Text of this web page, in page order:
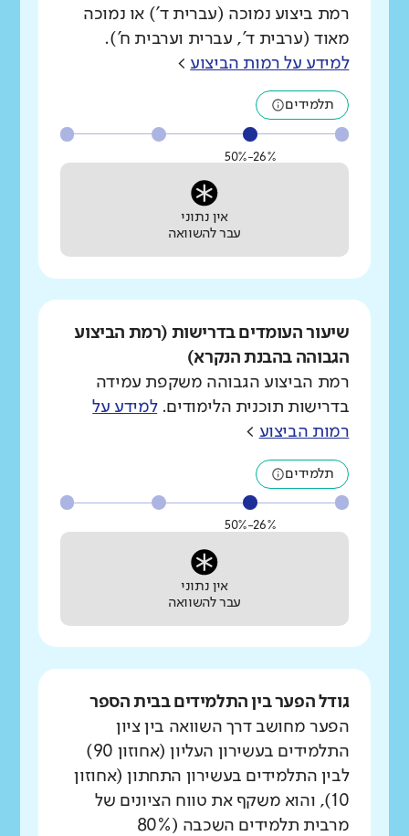
רמת ביצוע נמוכה (עברית ד') או נמוכה
מאוד (ערבית ד', עברית וערבית ח').
למידע על רמות הביצוע >
תלמידים
26%-50%
אין נתוני
עבר להשוואה
שיעור העומדים בדרישות (רמת הביצוע
הגבוהה בהבנת הנקרא)
רמת הביצוע הגבוהה משקפת עמידה
בדרישות תוכנית הלימודים.למידע על
רמות הביצוע >
תלמידים
26%-50%
אין נתוני
עבר להשוואה
גודל הפער בין התלמידים בבית הספר
הפער מחושב דרך השוואה בין ציון
התלמידים בעשירון העליון (אחוזון 90)
לבין התלמידים בעשירון התחתון (אחוזון
10), והוא משקף את טווח הציונים של
מרבית תלמידים השכבה (80%